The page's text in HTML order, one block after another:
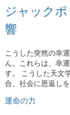
ジャック
響
こうした突然の幸
ん。これらは、幸
す。 こうした天文
合、社会に恩返し
運命の力